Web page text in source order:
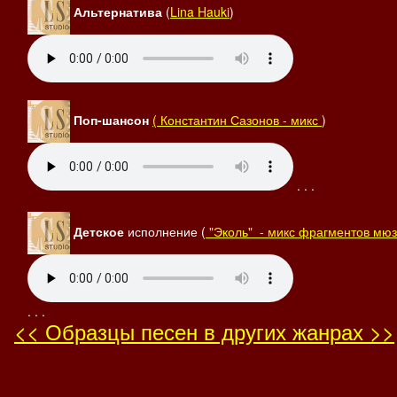
Альтернатива (Lina Hauki)
Поп-шансон ( Константин Сазонов - микс )
. . .
Детское исполнение ( "Эколь" - микс фрагментов
. . .
<< Образцы песен в других жанрах >>